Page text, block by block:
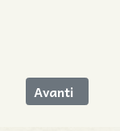
a Forte
Articolo
Avanti